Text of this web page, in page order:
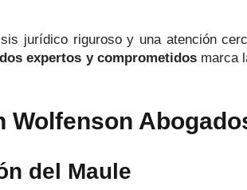
jurídico riguroso y una atención
expertos y comprometidosmarca
Wolfenson
del Maule